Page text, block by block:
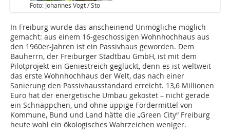
Foto: Johannes Vogt / Sto
In Freiburg wurde das anscheinend Unmögliche möglich
gemacht: aus einem 16-geschossigen Wohnhochhaus aus
den 1960er-Jahren ist ein Passivhaus geworden. Dem
Bauherrn, der Freiburger Stadtbau GmbH, ist mit dem
Pilotprojekt ein Geniestreich geglückt, denn es ist weltweit
das erste Wohnhochhaus der Welt, das nach einer
Sanierung den Passivhausstandard erreicht. 13,6 Millionen
Euro hat der energetische Umbau gekostet – nicht gerade
ein Schnäppchen, und ohne üppige Fördermittel von
Kommune, Bund und Land hätte die „Green City“ Freiburg
heute wohl ein ökologisches Wahrzeichen weniger.